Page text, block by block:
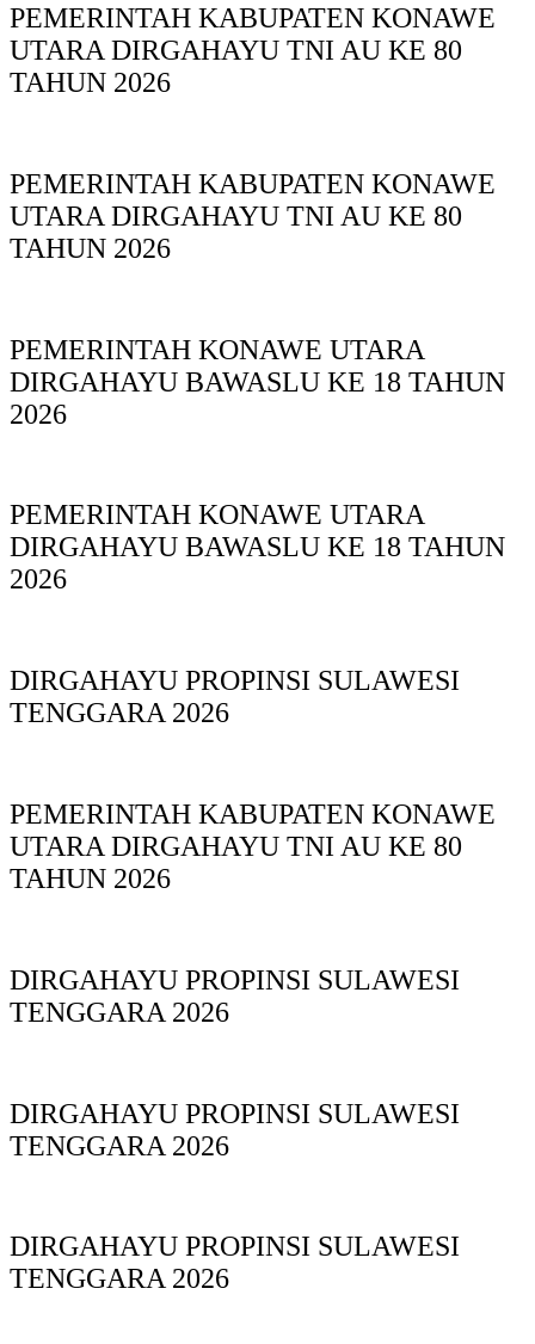
PEMERINTAH KABUPATEN KONAWE
UTARA DIRGAHAYU TNI AU KE 80
TAHUN 2026
PEMERINTAH KABUPATEN KONAWE
UTARA DIRGAHAYU TNI AU KE 80
TAHUN 2026
PEMERINTAH KONAWE UTARA
DIRGAHAYU BAWASLU KE 18 TAHUN
2026
PEMERINTAH KONAWE UTARA
DIRGAHAYU BAWASLU KE 18 TAHUN
2026
DIRGAHAYU PROPINSI SULAWESI
TENGGARA 2026
PEMERINTAH KABUPATEN KONAWE
UTARA DIRGAHAYU TNI AU KE 80
TAHUN 2026
DIRGAHAYU PROPINSI SULAWESI
TENGGARA 2026
DIRGAHAYU PROPINSI SULAWESI
TENGGARA 2026
DIRGAHAYU PROPINSI SULAWESI
TENGGARA 2026